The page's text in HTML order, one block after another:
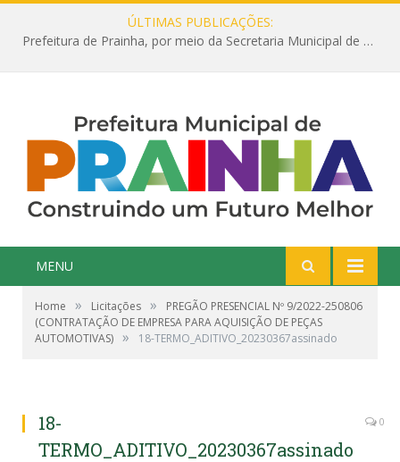
ÚLTIMAS PUBLICAÇÕES:
Prefeitura de Prainha, por meio da Secretaria Municipal de Educação, abre 354 vagas na área da Educação para 2025 com processo seletivo simplificado
MENU
Home » Licitações »
PREGÃO PRESENCIAL Nº 9/2022-250806
(CONTRATAÇÃO DE EMPRESA PARA AQUISIÇÃO DE PEÇAS
AUTOMOTIVAS) » 18-TERMO_ADITIVO_20230367assinado
18-
TERMO_ADITIVO_20230367assinado
0